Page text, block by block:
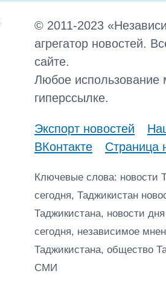
© 2011-2023
агрегатор новостей.
сайте.
Любое использование
гиперссылке.
Экспорт новостей
ВКонтакте
Страница
Ключевые слова: новости
сегодня, Таджикистан
Таджикистана, новости
сегодня, независимое
Таджикистана, общество
СМИ